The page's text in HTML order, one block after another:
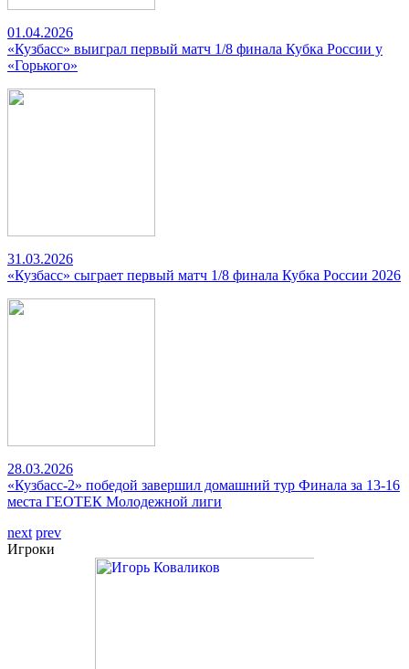
01.04.2026
«Кузбасс» выиграл первый матч 1/8 финала Кубка России у
«Горького»
31.03.2026
«Кузбасс» сыграет первый матч 1/8 финала Кубка России 2026
28.03.2026
«Кузбасс-2» победой завершил домашний тур Финала за 13-16
места ГЕОТЕК Молодежной лиги
next prev
Игроки